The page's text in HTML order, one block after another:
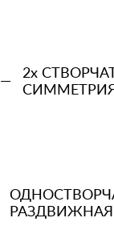
—
2x
РАЗДВИЖНАЯ